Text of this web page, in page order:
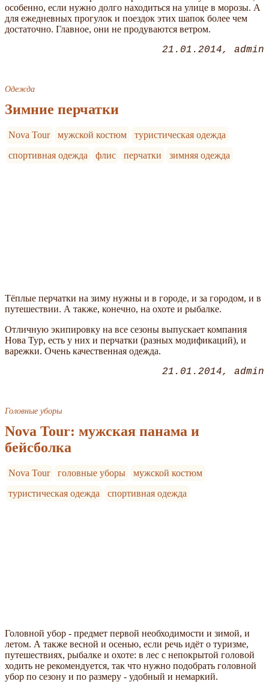
особенно, если нужно долго находиться на улице в морозы. А
для ежедневных прогулок и поездок этих шапок более чем
достаточно. Главное, они не продуваются ветром.
21.01.2014 admin
Одежда
Зимние перчатки
Nova Tour мужской костюм
туристическая одежда
спортивная одежда
флис перчатки зимняя одежда
Тёплые перчатки на зиму нужны и в городе, и за городом, и в
путешествии. А также, конечно, на охоте и рыбалке.
Отличную экипировку на все сезоны выпускает компания
Нова Тур, есть у них и перчатки (разных модификаций), и
варежки. Очень качественная одежда.
21.01.2014 admin
Головные уборы
Nova Tour: мужская панама и
бейсболка
Nova Tour головные уборы
мужской костюм
туристическая одежда
спортивная одежда
Головной убор - предмет первой необходимости и зимой, и
летом. А также весной и осенью, если речь идёт о туризме,
путешествиях, рыбалке и охоте: в лес с непокрытой головой
ходить не рекомендуется, так что нужно подобрать головной
убор по сезону и по размеру - удобный и немаркий.